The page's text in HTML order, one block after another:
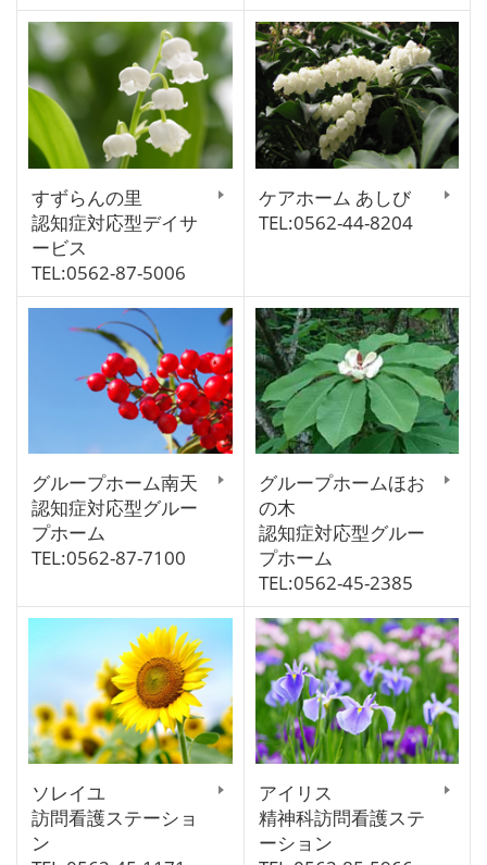
すずらんの里
認知症対応型デイサ
ービス
TEL:0562-87-5006
ケアホーム あしび
TEL:0562-44-8204
グループホーム南天
認知症対応型グルー
プホーム
TEL:0562-87-7100
グループホームほお
の木
認知症対応型グルー
プホーム
TEL:0562-45-2385
ソレイユ
訪問看護ステーショ
ン
アイリス
精神科訪問看護ステ
ーション